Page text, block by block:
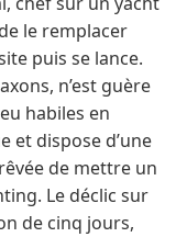
le remplacer
puis se lance.
n’est guère
habiles en
et dispose d’une
de mettre un
Le déclic sur
de cinq jours,